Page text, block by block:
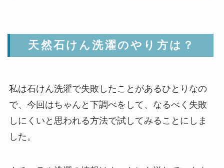
天然石けん洗濯のやり方は？
私は石けん洗濯で失敗したことがあるひとりなの
で、今回はちゃんと下調べをして、なるべく失敗
しにくいと思われる方法で試してみることにしま
した。